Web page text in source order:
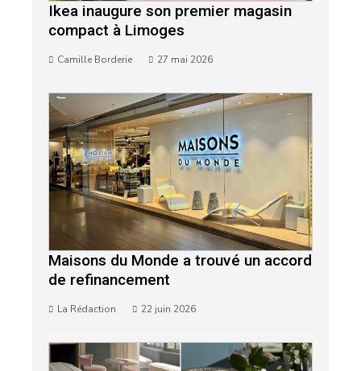
Ikea inaugure son premier magasin
compact à Limoges
Camille Borderie 27 mai 2026
Maisons du Monde a trouvé un accord
de refinancement
La Rédaction 22 juin 2026